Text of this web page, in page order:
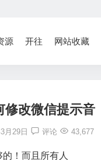
源 开往 网站收藏
修改微信提示音
月29日 评论 43,677
！而且所有人